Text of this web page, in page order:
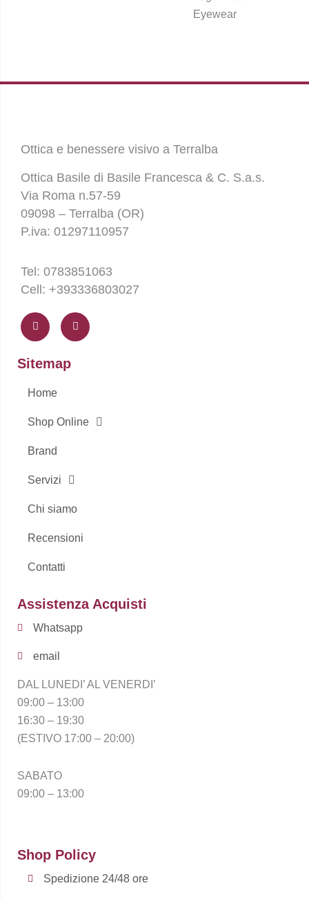
Ottica e benessere visivo a Terralba
Ottica Basile di Basile Francesca & C. S.a.s.
Via Roma n.57-59
09098 – Terralba (OR)
P.iva: 01297110957
Tel: 0783851063
Cell: +393336803027
a
c
b
o
-
f
n
s
a
Sitemap
Home
Shop Online
Brand
Servizi
Chi siamo
Recensioni
Contatti
Assistenza Acquisti
Whatsapp
email
DAL LUNEDI’ AL VENERDI’
09:00 – 13:00
16:30 – 19:30
(ESTIVO 17:00 – 20:00)
SABATO
09:00 – 13:00
Shop Policy
Spedizione 24/48 ore